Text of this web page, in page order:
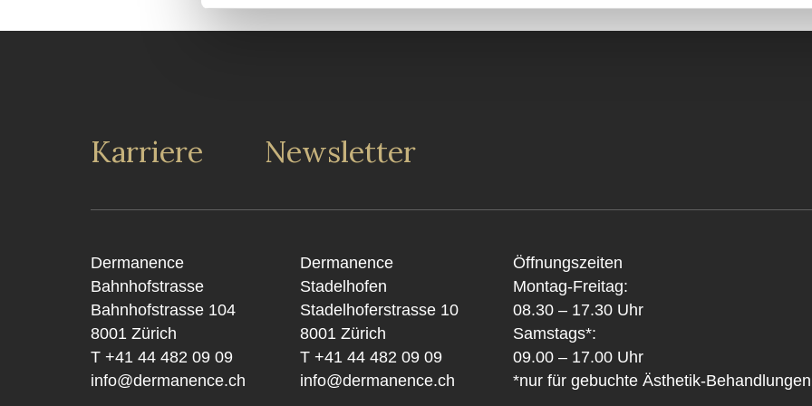
Karriere Newsletter
Dermanence
Bahnhofstrasse
Bahnhofstrasse 104
8001 Zürich
T +41 44 482 09 09
info@dermanence.ch
Dermanence
Stadelhofen
Stadelhoferstrasse 10
8001 Zürich
T +41 44 482 09 09
info@dermanence.ch
Öffnungszeiten
Montag-Freitag:
08.30 – 17.30 Uhr
Samstags*:
09.00 – 17.00 Uhr
*nur für gebuchte Ästhetik-